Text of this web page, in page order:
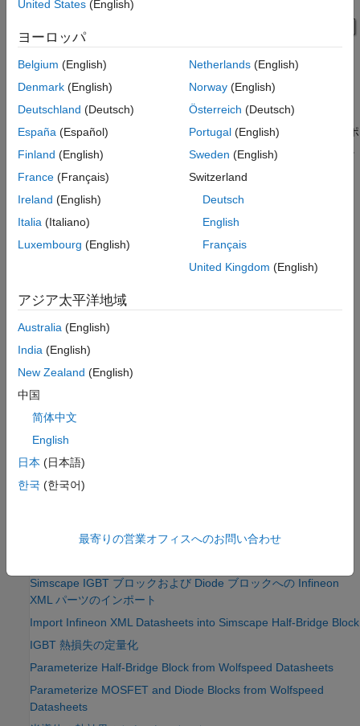
参考
デバイス パラメーターのインポート
ユーティリティ関数 ee_importDeviceParametersを使用して、
hitachi形式の IGBT パラメーターを含む XML ファイルをインポ
ートします。インポートする IGBT デバイスをさらに見つけるに
インポートされた XML ファイルの熱ネットワークには 4 つの要
素があります。IGBT (Ideal, Switching) ブロックで、適切な値を
参考
Simscape IGBT ブロックおよび Diode ブロックへの Infineon
XML パーツのインポート
Import Infineon XML Datasheets into Simscape Half-Bridge Block
IGBT 熱損失の定量化
Parameterize Half-Bridge Block from Wolfspeed Datasheets
Parameterize MOSFET and Diode Blocks from Wolfspeed
Datasheets
United States (English)
ヨーロッパ
Belgium (English)
Denmark (English)
Deutschland (Deutsch)
España (Español)
Finland (English)
France (Français)
Ireland (English)
Italia (Italiano)
Luxembourg (English)
Netherlands(English)
Norway(English)
Österreich (Deutsch)
Portugal(English)
Sweden (English)
Switzerland
Deutsch
English
Français
United Kingdom (English)
アジア太平洋地域
Australia (English)
India (English)
New Zealand (English)
中国
简体中文
English
日本 (日本語)
한국 (한국어)
最寄りの営業オフィスへのお問い合わせ